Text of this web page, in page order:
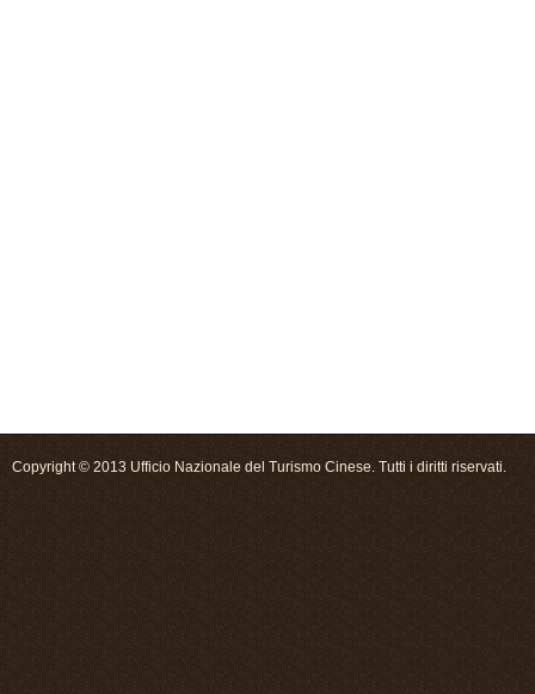
Copyright © 2013 Ufficio Nazionale del Turismo Cinese. Tutti i diritti riservati.